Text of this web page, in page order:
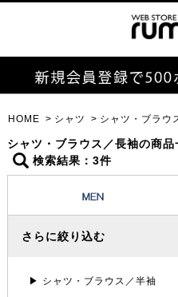
HOME シャツ シャツ・ブラウ
シャツ・ブラウス／長袖の商品
検索結果：3件
さらに絞り込む
▶ シャツ・ブラウス／半袖